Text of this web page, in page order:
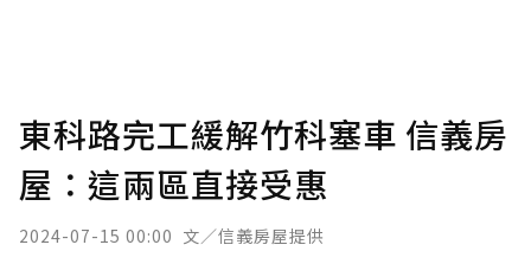
東科路完工緩解竹科塞車 信義房
屋：這兩區直接受惠
2024-07-15 00:00 文／信義房屋提供